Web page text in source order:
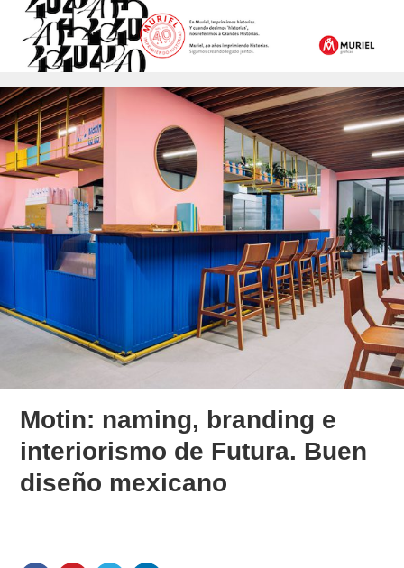
Motin: naming, branding e
interiorismo de Futura. Buen
diseño mexicano